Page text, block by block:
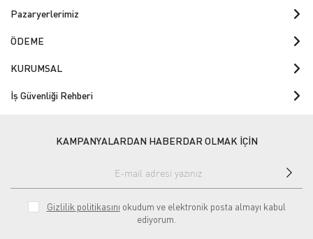
Pazaryerlerimiz
ÖDEME
KURUMSAL
İş Güvenliği Rehberi
KAMPANYALARDAN HABERDAR OLMAK İÇİN
Gizlilik politikasını okudum ve elektronik posta almayı kabul
ediyorum.